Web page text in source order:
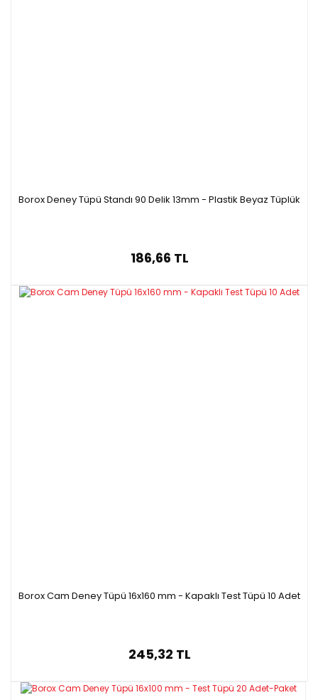
Borox Deney Tüpü Standı 90 Delik 13mm - Plastik Beyaz Tüplük
186,66 TL
Borox Cam Deney Tüpü 16x160 mm - Kapaklı Test Tüpü 10 Adet
245,32 TL